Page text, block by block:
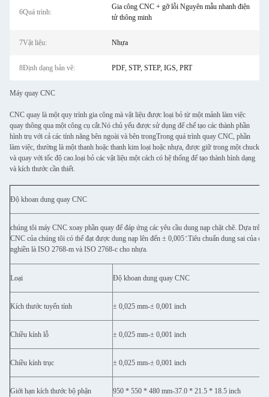
6Quá trình:
Gia công CNC + gỡ lỗi Nguyên mẫu nhanh điện
tử thông minh
7Vật liệu: Nhựa
8Định dạng bản vẽ: PDF, STP, STEP, IGS, PRT
Máy quay CNC
CNC quay là một quy trình gia công mà vật liệu được loại bỏ từ một mảnh làm việc
quay thông qua một công cụ cắt.Nó chủ yếu được sử dụng để chế tạo các thành phần
hình trụ với cả các tính năng bên ngoài và bên trongTrong quá trình quay CNC, phần
làm việc, thường là một thanh hoặc thanh kim loại hoặc nhựa, được giữ trong một chuck
và quay với tốc độ cao.loại bỏ các vật liệu một cách có hệ thống để tạo thành hình dạng
và kích thước cần thiết.
Độ khoan dung quay CNC
chúng tôi máy CNC xoay phần quay để đáp ứng các yêu cầu dung nạp chặt chẽ. Dựa trên
CNC của chúng tôi có thể đạt được dung nạp lên đến ± 0,005 ̊.Tiêu chuẩn dung sai của
nghiền là ISO 2768-m và ISO 2768-c cho nhựa.
Loại Độ khoan dung quay CNC
Kích thước tuyến tính ± 0,025 mm-± 0,001 inch
Chiều kính lỗ ± 0,025 mm-± 0,001 inch
Chiều kính trục ± 0,025 mm-± 0,001 inch
Giới hạn kích thước bộ phận 950 * 550 * 480 mm-37.0 * 21.5 * 18.5 inch